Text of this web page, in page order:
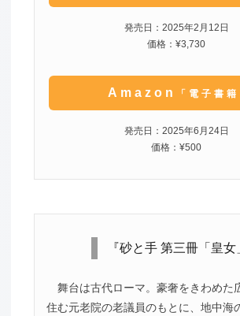
発売日：2025年2月12日
価格：¥3,730
Amazon 「電子書籍
発売日：2025年6月24日
価格：¥500
『砂と手 第三冊「皇女
舞台は古代ローマ。豪奢をきわめた
住む元老院の老議員のもとに、地中海